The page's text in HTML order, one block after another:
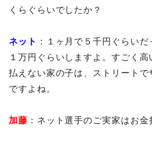
くらぐらいでしたか？
ネット ：１ヶ月で５千円ぐらい
１万円ぐらいしますよ。すごく
払えない家の子は、ストリート
ですよね。
加藤 ：ネット選手のご実家はお